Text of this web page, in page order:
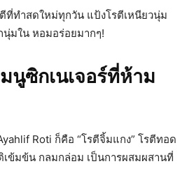
ที่ทำสดใหม่ทุกวัน แป้งโรตีเหนียวนุ่ม
มใน หอมอร่อยมากๆ!
นูซิกเนเจอร์ที่ห้าม
Roti ก็คือ “โรตีจิ้มแกง” โรตีทอด
ข้มข้น กลมกล่อม เป็นการผสมผสานที่